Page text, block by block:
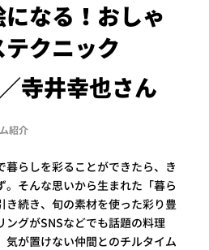
WHAT’S
LIFE
はい
いいえ
なる！おしゃ
クニック
寺井幸也さん
紹介
暮らしを彩ることができたら、き
。そんな思いから生まれた「暮ら
き続き、旬の素材を使った彩り豊
ングがSNSなどでも話題の料理
気が置けない仲間とのチルタイム